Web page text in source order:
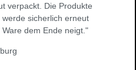
verpackt. Die Produkte
sicherlich erneut
dem Ende neigt."